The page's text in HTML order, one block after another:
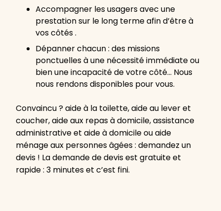
Accompagner les usagers avec une
prestation sur le long terme afin d’être à
vos côtés .
Dépanner chacun : des missions
ponctuelles à une nécessité immédiate ou
bien une incapacité de votre côté… Nous
nous rendons disponibles pour vous.
Convaincu ? aide à la toilette, aide au lever et
coucher, aide aux repas à domicile, assistance
administrative et aide à domicile ou aide
ménage aux personnes âgées : demandez un
devis ! La demande de devis est gratuite et
rapide : 3 minutes et c’est fini.